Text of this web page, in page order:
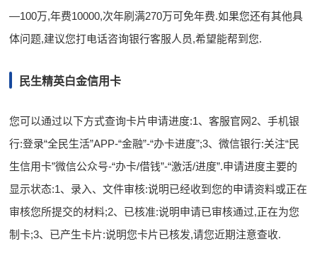
—100万,年费10000,次年刷满270万可免年费.如果您还有其他具
体问题,建议您打电话咨询银行客服人员,希望能帮到您.
民生精英白金信用卡
您可以通过以下方式查询卡片申请进度:1、客服官网2、手机银
行:登录“全民生活”APP-“金融”-“办卡进度”;3、微信银行:关注“民
生信用卡”微信公众号-“办卡/借钱”-“激活/进度”.申请进度主要的
显示状态:1、录入、文件审核:说明已经收到您的申请资料或正在
审核您所提交的材料;2、已核准:说明申请已审核通过,正在为您
制卡;3、已产生卡片:说明您卡片已核发,请您近期注意查收.